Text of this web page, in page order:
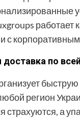
работает
с
доставка по
регион
страхуются, а